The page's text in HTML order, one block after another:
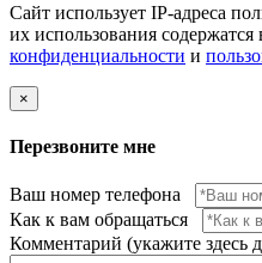
Сайт использует IP-адреса
их использования содержатся
конфиденциальности и
×
Перезвоните мне
Ваш номер телефона
Как к вам обращаться
Комментарий (укажите здесь